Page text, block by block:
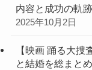
内容と成功の軌跡
2025年10月2日
【映画 踊る大
と結婚を総まとめ